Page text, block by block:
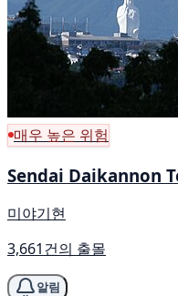
매우 높은 위험
Sendai Daikannon
미야기현
3,661건의 출몰
알림